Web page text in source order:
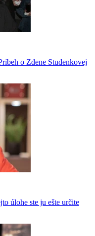
o Zdene Studenkovej
úlohe ste ju ešte určite